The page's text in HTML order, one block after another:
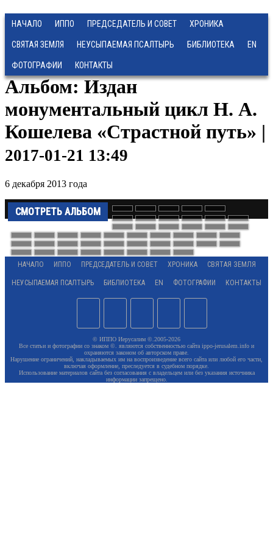
НАЧАЛО ИППО ПРЕДСЕДАТЕЛЬ И СОВЕТ ХРОНИКА
СВЯТАЯ ЗЕМЛЯ НЕУСЫПАЕМАЯ ПСАЛТЫРЬ БИБЛИОТЕКА EN
ФОТОГРАФИИ КОНТАКТЫ
Альбом: Издан
монументальный цикл Н. А.
Кошелева «Страстной путь» |
2017-01-21 13:49
6 декабря 2013 года
СМОТРЕТЬ АЛЬБОМ
НАЧАЛО ИППО ПРЕДСЕДАТЕЛЬ И СОВЕТ ХРОНИКА СВЯТАЯ ЗЕМЛЯ
НЕУСЫПАЕМАЯ ПСАЛТЫРЬ БИБЛИОТЕКА EN ФОТОГРАФИИ КОНТАКТЫ
© ИППО Иерусалим ©.2005-2026
Все статьи и фотографии со знаком ©. являются собственностью сайта ippo-jerusalem.info и
охраняются законом об авторском праве.
Нарушение ограничений, накладываемых им на воспроизведение всего сайта или любой его части,
включая оформление, преследуется в судебном порядке.
Использование материалов сайта без согласования с владельцем или без указания источника
информации запрещено.